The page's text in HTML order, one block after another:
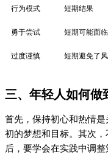
行为模式 短期结果
勇于尝试 短期可能面
过度谨慎 短期避免了
三、年轻人如何做
首先，保持初心和热情
初的梦想和目标。其次
后，要学会在实践中调